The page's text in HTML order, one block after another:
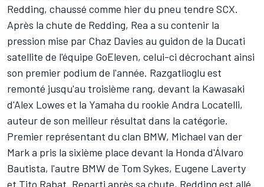
Redding, chaussé comme hier du pneu tendre SCX.
Après la chute de Redding, Rea a su contenir la
pression mise par Chaz Davies au guidon de la Ducati
satellite de l'équipe GoEleven, celui-ci décrochant ainsi
son premier podium de l'année. Razgatlioglu est
remonté jusqu'au troisième rang, devant la Kawasaki
d'Alex Lowes et la Yamaha du rookie Andra Locatelli,
auteur de son meilleur résultat dans la catégorie.
Premier représentant du clan BMW, Michael van der
Mark a pris la sixième place devant la Honda d'Álvaro
Bautista, l'autre BMW de Tom Sykes, Eugene Laverty
et Tito Rabat. Reparti après sa chute, Redding est allé